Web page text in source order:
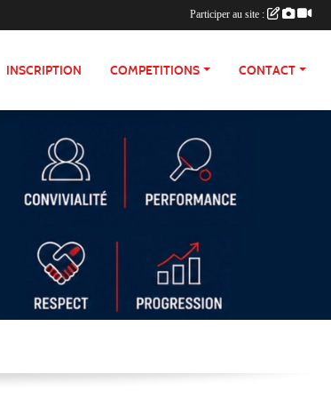
INSCRIPTION COMPETITIONS CONTACT
Participer au site :